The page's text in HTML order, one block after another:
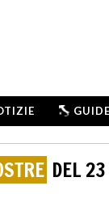
GUIDE
DEL